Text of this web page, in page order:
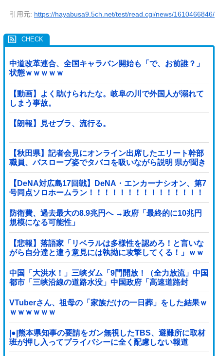
引用元: https://hayabusa9.5ch.net/test/read.cgi/news/1610466846/
中道改革連合、全国キャラバン開始も「で、お前誰？」
状態ｗｗｗｗｗ
【動画】よく助けられたな。岐阜の川で外国人が溺れて
しまう事故。
【朗報】見せブラ、流行る。
【秋田県】記者会見にオンライン出席したエリート幹部
職員、バスローブ姿でタバコを吸いながら説明 県が聞き
取りへ
【DeNA対広島17回戦】DeNA・エンカーナシオン、第7
号同点ソロホームラン！！！！！！！！！！！！！！！
他
防衛費、過去最大の8.9兆円へ →政府「最終的に10兆円
規模になる可能性」
【悲報】落語家「リベラルは多様性を認めろ！と言いな
がら自分達と違う意見には執拗に攻撃してくる！」ｗｗ
ｗｗｗｗｗｗｗｗｗｗｗｗ
中国「大洪水！」三峡ダム「9門開放！（全力放流」中国
都市「三峡沿線の道路水没」中国政府「高速道路封
鎖！」中国ダム「緊急放流に合わせて開門（土砂崩れ発
生」→
VTuberさん、祖母の「家族だけの一日葬」をした結果ｗ
ｗｗｗｗｗｗ
|●|熊本県知事の要請をガン無視したTBS、避難所に取材
班が押し入ってプライバシーに全く配慮しない報道
を……